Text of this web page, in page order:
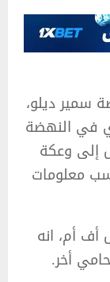
سمير ديلو،
ان القيادي في النهضة
إلى وعكة
معلومات
أم، انه